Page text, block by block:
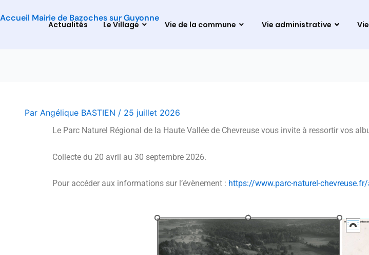
Accueil Mairie de Bazoches sur Guyonne
Actualités Le Village Vie de la commune Vie administrative
Par Angélique BASTIEN / 25 juillet 2026
Le Parc Naturel Régional de la Haute Vallée de Chevreuse vous invite à ressortir vos
Collecte du 20 avril au 30 septembre 2026.
Pour accéder aux informations sur l’évènement : https://www.parc-naturel-